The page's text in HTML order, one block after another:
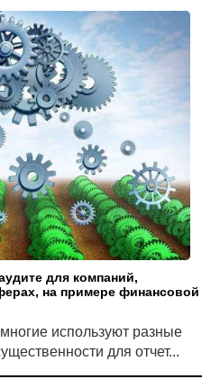
для компаний,
на примере финансовой
используют разные
для отчет...